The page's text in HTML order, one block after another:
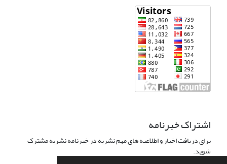
اشتراک خبرنامه
برای دریافت اخبار و اطلاعیه های مهم نشریه در خبرنامه نشریه مشترک
شوید.